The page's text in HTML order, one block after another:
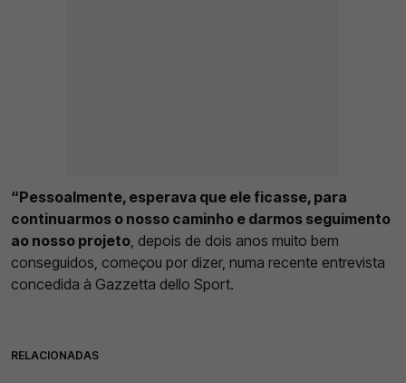
“Pessoalmente, esperava que ele ficasse, para
continuarmos o nosso caminho e darmos seguimento
ao nosso projeto, depois de dois anos muito bem
conseguidos, começou por dizer, numa recente entrevista
concedida à Gazzetta dello Sport.
RELACIONADAS